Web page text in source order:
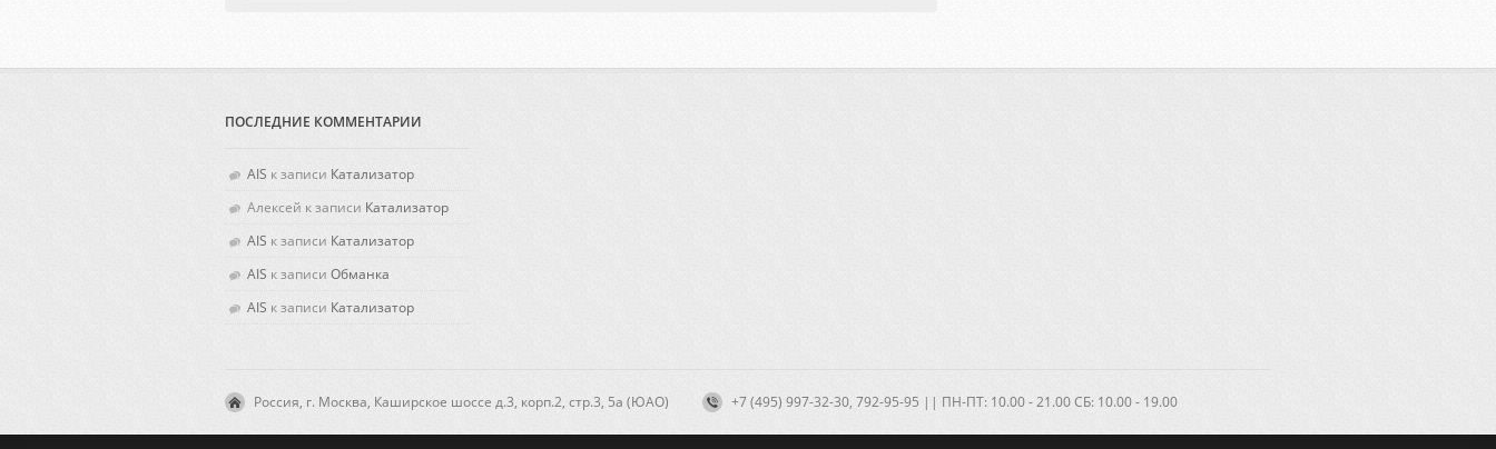
ПОСЛЕДНИЕ КОММЕНТАРИИ
AIS к записи Катализатор
Алексей к записи Катализатор
AIS к записи Катализатор
AIS к записи Обманка
AIS к записи Катализатор
Россия, г. Москва, Каширское шоссе д.3, корп.2, стр.3, 5а (ЮАО) +7 (495) 997-32-30, 792-95-95 || ПН-ПТ: 10.00 - 21.00 CБ: 10.00 - 19.00